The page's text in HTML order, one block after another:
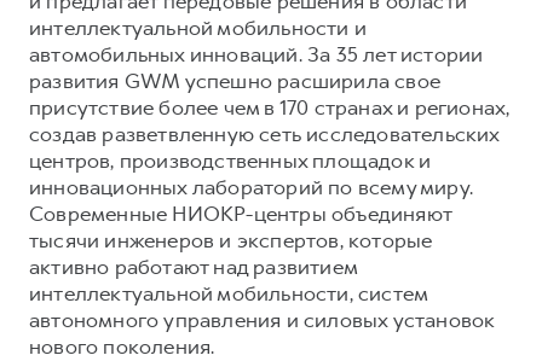
АКСЕССУАРЫ HAVAL
Автомобильные аксессуары
Коллекция CITY
Коллекция Базовая
Коллекция Детская
Автомобильные аксессуары
Коллекция CITY
Коллекция Базовая
Коллекция Детская
интеллектуальной мобильности и
автомобильных инноваций. За 35 лет истории
развития GWM успешно расширила свое
присутствие более чем в 170 странах и регионах,
создав разветвленную сеть исследовательских
центров, производственных площадок и
инновационных лабораторий по всему миру.
Современные НИОКР-центры объединяют
тысячи инженеров и экспертов, которые
активно работают над развитием
интеллектуальной мобильности, систем
автономного управления и силовых установок
нового поколения.